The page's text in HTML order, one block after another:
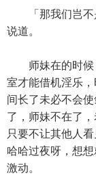
「那我们岂不
说道。
师妹在的时候
室才能借机淫乐，
间长了未必不会
了，师妹不在了，
只要不让其他人
哈哈过夜呀，想想
激动。